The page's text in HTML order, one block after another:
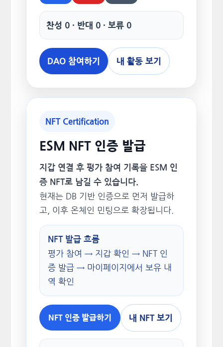
찬성 0 · 반대 0 · 보류 0
DAO 참여하기 내 활동 보기
NFT Certification
ESM NFT 인증 발급
지갑 연결 후 평가 참여 기록을 ESM 인
증 NFT로 남길 수 있습니다.
현재는 DB 기반 인증으로 먼저 발급하
고, 이후 온체인 민팅으로 확장됩니다.
NFT 발급 흐름
평가 참여 → 지갑 확인 → NFT 인
증 발급 → 마이페이지에서 보유 내
역 확인
NFT 인증 발급하기 내 NFT 보기